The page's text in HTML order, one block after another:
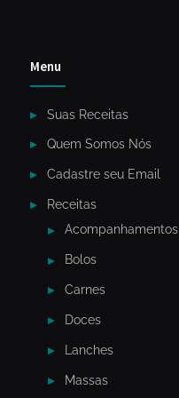
Menu
Suas Receitas
Quem Somos Nós
Cadastre seu Email
Receitas
Acompanhamentos
Bolos
Carnes
Doces
Lanches
Massas